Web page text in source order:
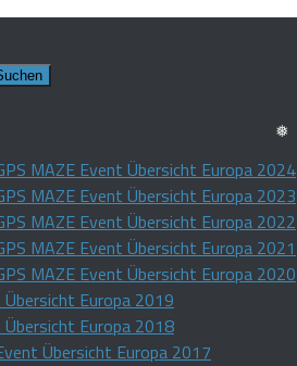
❅
MAZE Event Übersicht Europa 2024
MAZE Event Übersicht Europa 2023
MAZE Event Übersicht Europa 2022
MAZE Event Übersicht Europa 2021
MAZE Event Übersicht Europa 2020
Europa 2019
Europa 2018
Übersicht Europa 2017